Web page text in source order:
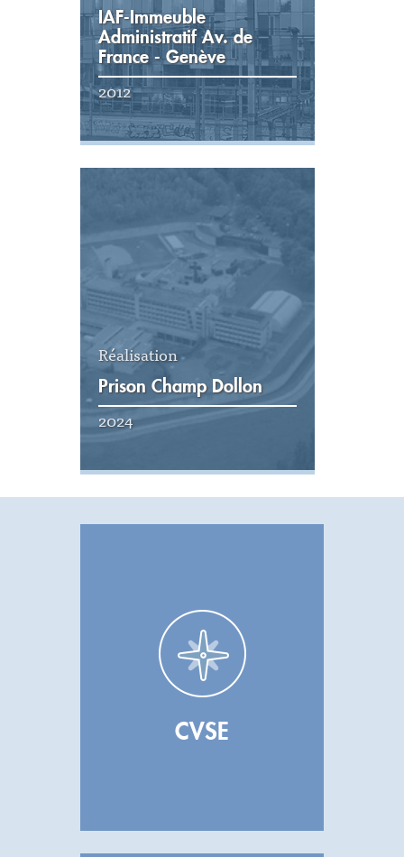
IAF-Immeuble
Administratif Av. de
France - Genève
2012
Voir la réalisation
Réalisation
Prison Champ Dollon
2024
Voir la réalisation
CVSE